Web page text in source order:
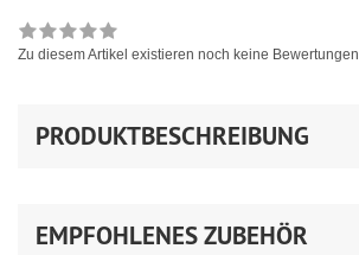
Zu diesem Artikel existieren noch keine Bewertungen
PRODUKTBESCHREIBUNG
EMPFOHLENES ZUBEHÖR